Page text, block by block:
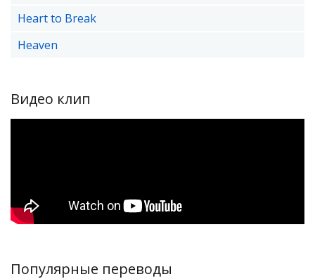
Heart to Break
Heaven
Видео клип
Популярные переводы